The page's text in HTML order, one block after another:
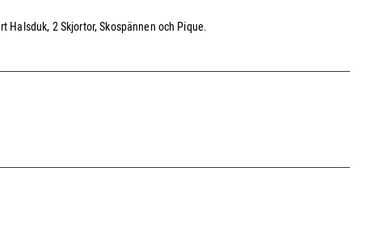
2 Skjortor, Skospännen och Pique.